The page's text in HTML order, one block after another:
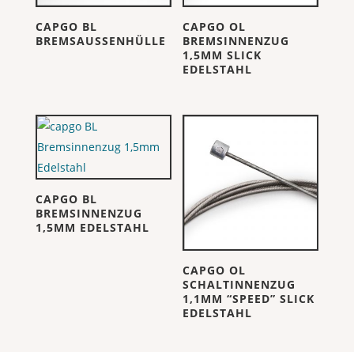
CAPGO BL
BREMSAUSSENHÜLLE
CAPGO OL
BREMSINNENZUG
1,5MM SLICK
EDELSTAHL
CAPGO BL
BREMSINNENZUG
1,5MM EDELSTAHL
CAPGO OL
SCHALTINNENZUG
1,1MM “SPEED” SLICK
EDELSTAHL